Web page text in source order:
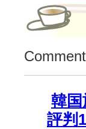
韓
評判